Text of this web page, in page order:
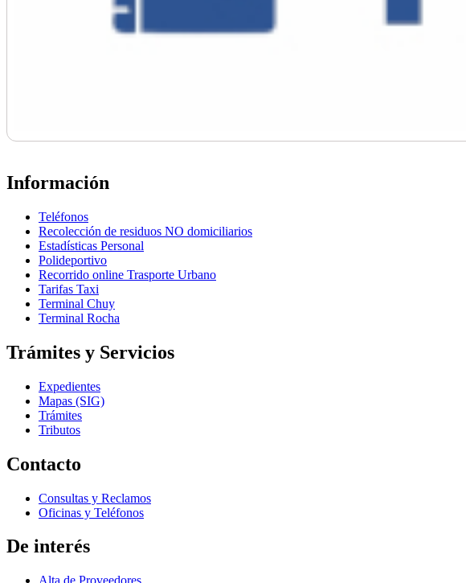
Información
Teléfonos
Recolección de residuos NO domiciliarios
Estadísticas Personal
Polideportivo
Recorrido online Trasporte Urbano
Tarifas Taxi
Terminal Chuy
Terminal Rocha
Trámites y Servicios
Expedientes
Mapas (SIG)
Trámites
Tributos
Contacto
Consultas y Reclamos
Oficinas y Teléfonos
De interés